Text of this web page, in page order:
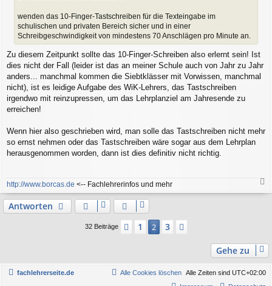
wenden das 10-Finger-Tastschreiben für die Texteingabe im
schulischen und privaten Bereich sicher und in einer
Schreibgeschwindigkeit von mindestens 70 Anschlägen pro Minute an.
Zu diesem Zeitpunkt sollte das 10-Finger-Schreiben also erlernt sein! Ist
dies nicht der Fall (leider ist das an meiner Schule auch von Jahr zu Jahr
anders... manchmal kommen die Siebtklässer mit Vorwissen, manchmal
nicht), ist es leidige Aufgabe des WiK-Lehrers, das Tastschreiben
irgendwo mit reinzupressen, um das Lehrplanziel am Jahresende zu
erreichen!
Wenn hier also geschrieben wird, man solle das Tastschreiben nicht mehr
so ernst nehmen oder das Tastschreiben wäre sogar aus dem Lehrplan
herausgenommen worden, dann ist dies definitiv nicht richtig.
http://www.borcas.de <-- Fachlehrerinfos und mehr
a
Antworten
32 Beiträge Vorherige
1 2 3
Gehe zu
fachlehrerseite.de Alle Zeiten sind UTC+02:00
Alle Cookies löschen